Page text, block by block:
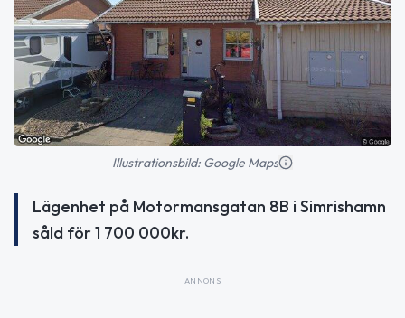
Illustrationsbild: Google Maps
Lägenhet på Motormansgatan 8B i Simrishamn
såld för 1 700 000kr.
ANNONS